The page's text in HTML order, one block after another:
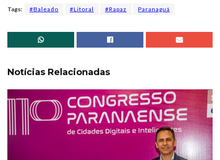
Tags: #Baleado #Litoral #Rapaz Paranaguá
Notícias Relacionadas